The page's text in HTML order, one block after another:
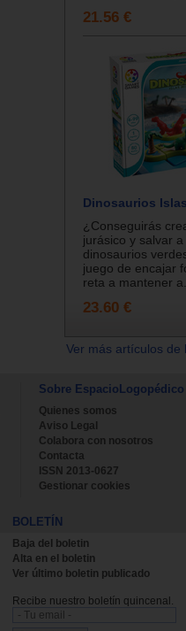
21.56 €
Dinosaurios
¿Conseguirás
jurásico y salvar a
dinosaurios
juego de encajar
reta a mantener
23.60 €
Ver más artículos
Sobre EspacioLogopédico
Quienes somos
Aviso Legal
Colabora con nosotros
Contacta
ISSN 2013-0627
Gestionar cookies
BOLETÍN
Baja del boletin
Alta en el boletin
Ver último boletin publicado
Recibe nuestro boletín quincenal.